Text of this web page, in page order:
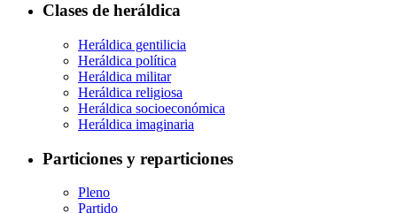
Clases de heráldica
Heráldica gentilicia
Heráldica política
Heráldica militar
Heráldica religiosa
Heráldica socioeconómica
Heráldica imaginaria
Particiones y reparticiones
Pleno
Partido